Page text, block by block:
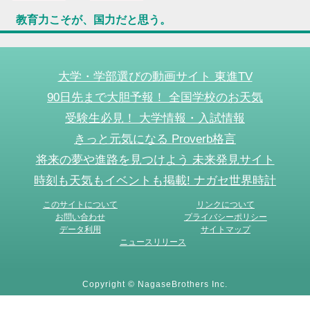
教育力こそが、国力だと思う。
大学・学部選びの動画サイト 東進TV
90日先まで大胆予報！ 全国学校のお天気
受験生必見！ 大学情報・入試情報
きっと元気になる Proverb格言
将来の夢や進路を見つけよう 未来発見サイト
時刻も天気もイベントも掲載! ナガセ世界時計
このサイトについて
リンクについて
お問い合わせ
プライバシーポリシー
データ利用
サイトマップ
ニュースリリース
Copyright © NagaseBrothers Inc.